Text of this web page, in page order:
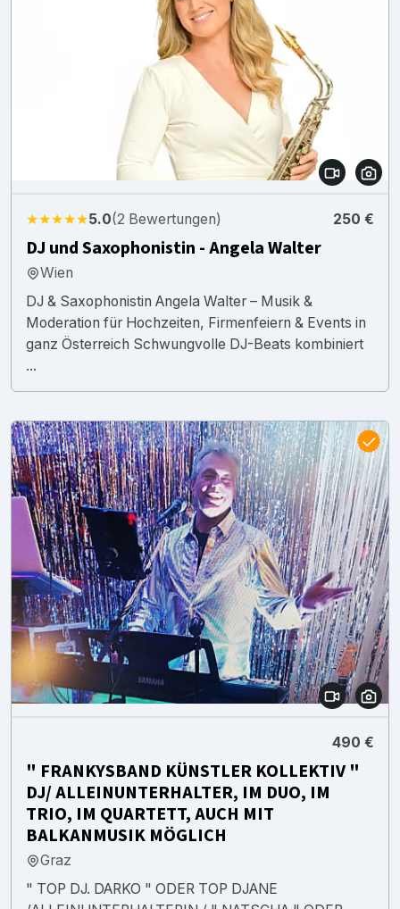
★★★★★5.0(2 Bewertungen) 250 €
DJ und Saxophonistin - Angela Walter
Wien
DJ & Saxophonistin Angela Walter – Musik &
Moderation für Hochzeiten, Firmenfeiern & Events in
ganz Österreich Schwungvolle DJ-Beats kombiniert
...
490 €
" FRANKYSBAND KÜNSTLER KOLLEKTIV "
DJ/ ALLEINUNTERHALTER, IM DUO, IM
TRIO, IM QUARTETT, AUCH MIT
BALKANMUSIK MÖGLICH
Graz
" TOP DJ. DARKO " ODER TOP DJANE